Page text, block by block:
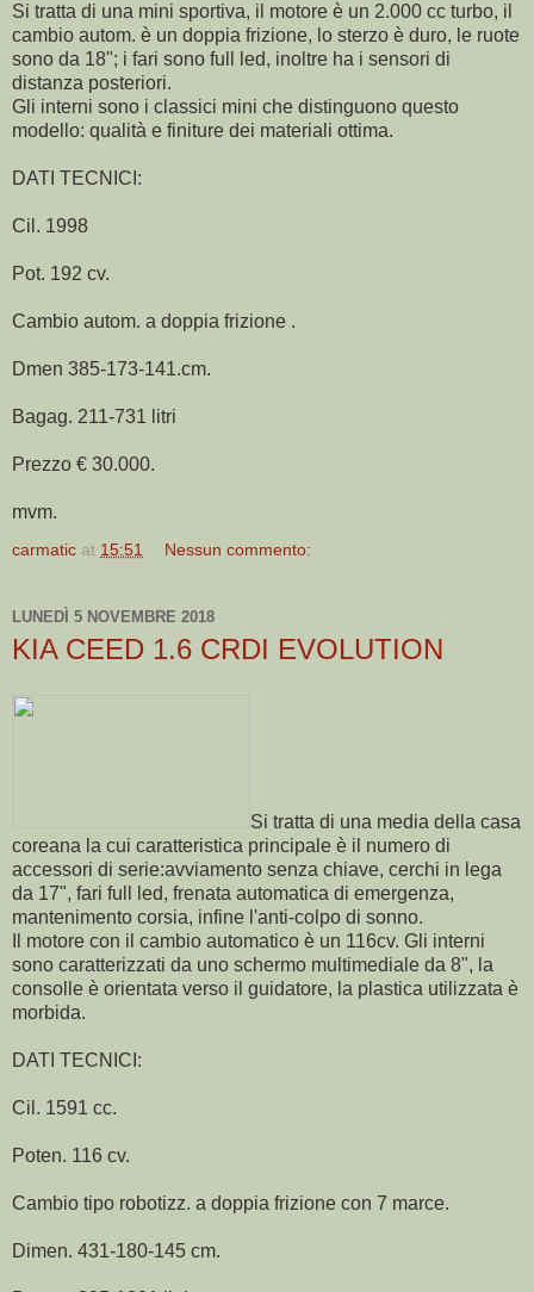
Si tratta di una mini sportiva, il motore è un 2.000 cc turbo, il
cambio autom. è un doppia frizione, lo sterzo è duro, le ruote
sono da 18"; i fari sono full led, inoltre ha i sensori di
distanza posteriori.
Gli interni sono i classici mini che distinguono questo
modello: qualità e finiture dei materiali ottima.
DATI TECNICI:
Cil. 1998
Pot. 192 cv.
Cambio autom. a doppia frizione .
Dmen 385-173-141.cm.
Bagag. 211-731 litri
Prezzo € 30.000.
mvm.
carmatic at 15:51 Nessun commento:
LUNEDÌ 5 NOVEMBRE 2018
KIA CEED 1.6 CRDI EVOLUTION
Si tratta di una media della casa
coreana la cui caratteristica principale è il numero di
accessori di serie:avviamento senza chiave, cerchi in lega
da 17", fari full led, frenata automatica di emergenza,
mantenimento corsia, infine l'anti-colpo di sonno.
Il motore con il cambio automatico è un 116cv. Gli interni
sono caratterizzati da uno schermo multimediale da 8", la
consolle è orientata verso il guidatore, la plastica utilizzata è
morbida.
DATI TECNICI:
Cil. 1591 cc.
Poten. 116 cv.
Cambio tipo robotizz. a doppia frizione con 7 marce.
Dimen. 431-180-145 cm.